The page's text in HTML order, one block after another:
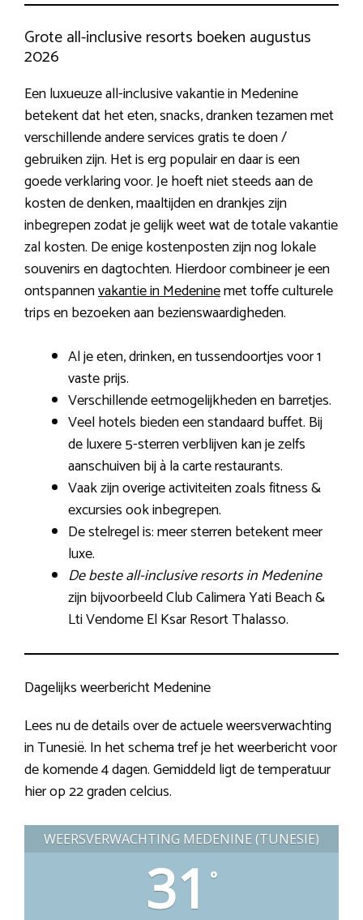
Grote all-inclusive resorts boeken augustus
2026
Een luxueuze all-inclusive vakantie in Medenine
betekent dat het eten, snacks, dranken tezamen met
verschillende andere services gratis te doen /
gebruiken zijn. Het is erg populair en daar is een
goede verklaring voor. Je hoeft niet steeds aan de
kosten de denken, maaltijden en drankjes zijn
inbegrepen zodat je gelijk weet wat de totale vakantie
zal kosten. De enige kostenposten zijn nog lokale
souvenirs en dagtochten. Hierdoor combineer je een
ontspannenvakantie in Medeninemet toffe culturele
trips en bezoeken aan bezienswaardigheden.
Al je eten, drinken, en tussendoortjes voor 1
vaste prijs.
Verschillende eetmogelijkheden en barretjes.
Veel hotels bieden een standaard buffet. Bij
de luxere 5-sterren verblijven kan je zelfs
aanschuiven bij à la carte restaurants.
Vaak zijn overige activiteiten zoals fitness &
excursies ook inbegrepen.
De stelregel is: meer sterren betekent meer
luxe.
De beste all-inclusive resorts in Medenine
zijn bijvoorbeeld Club Calimera Yati Beach &
Lti Vendome El Ksar Resort Thalasso.
Dagelijks weerbericht Medenine
Lees nu de details over de actuele weersverwachting
in Tunesië. In het schema tref je het weerbericht voor
de komende 4 dagen. Gemiddeld ligt de temperatuur
hier op 22 graden celcius.
WEERSVERWACHTING MEDENINE (TUNESIË)
31 °